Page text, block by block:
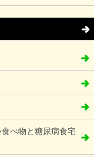
べ物と糖尿病食宅